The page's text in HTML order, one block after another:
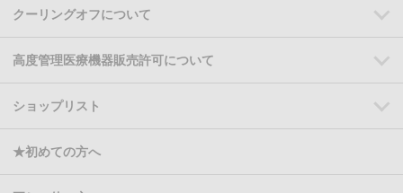
クーリングオフについて
高度管理医療機器販売許可について
ショップリスト
★初めての方へ